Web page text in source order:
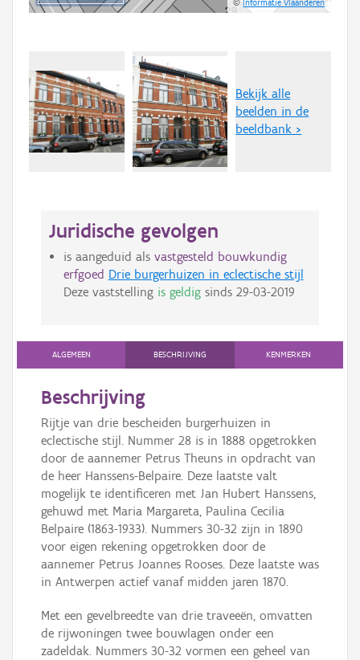
©Informatie Vlaanderen
Bekijk alle
beelden in de
beeldbank >
Juridische gevolgen
is aangeduid als vastgesteld bouwkundig
erfgoed Drie burgerhuizen in eclectische stijl
Deze vaststelling is geldigsinds 29-03-2019
ALGEMEEN BESCHRIJVING KENMERKEN
Beschrijving
Rijtje van drie bescheiden burgerhuizen in
eclectische stijl. Nummer 28 is in 1888 opgetrokken
door de aannemer Petrus Theuns in opdracht van
de heer Hanssens-Belpaire. Deze laatste valt
mogelijk te identificeren met Jan Hubert Hanssens,
gehuwd met Maria Margareta, Paulina Cecilia
Belpaire (1863-1933). Nummers 30-32 zijn in 1890
voor eigen rekening opgetrokken door de
aannemer Petrus Joannes Rooses. Deze laatste was
in Antwerpen actief vanaf midden jaren 1870.
Met een gevelbreedte van drie traveeën, omvatten
de rijwoningen twee bouwlagen onder een
zadeldak. Nummers 30-32 vormen een geheel van